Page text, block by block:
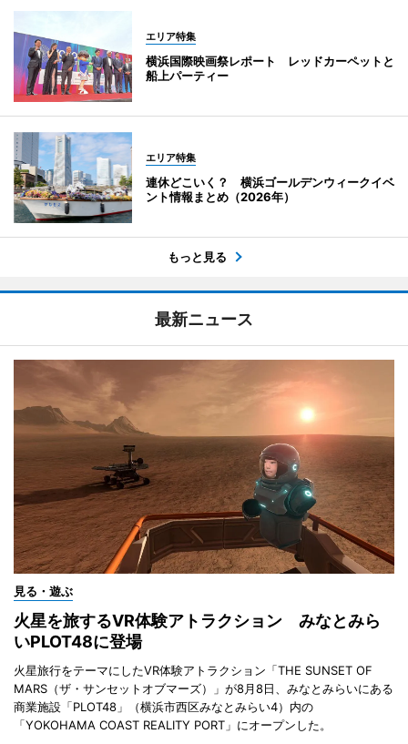
エリア特集
横浜国際映画祭レポート レッドカーペットと
船上パーティー
エリア特集
連休どこいく？ 横浜ゴールデンウィークイベ
ント情報まとめ（2026年）
もっと見る
最新ニュース
見る・遊ぶ
火星を旅するVR体験アトラクション みなとみら
いPLOT48に登場
火星旅行をテーマにしたVR体験アトラクション「THE SUNSET OF
MARS（ザ・サンセットオブマーズ）」が8月8日、みなとみらいにある
商業施設「PLOT48」（横浜市西区みなとみらい4）内の
「YOKOHAMA COAST REALITY PORT」にオープンした。